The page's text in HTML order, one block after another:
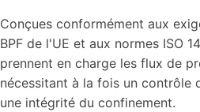
Conçues conformément aux
BPF de l'UE et aux normes ISO
prennent en charge les flux de
nécessitant à la fois un contrôle
une intégrité du confinement.